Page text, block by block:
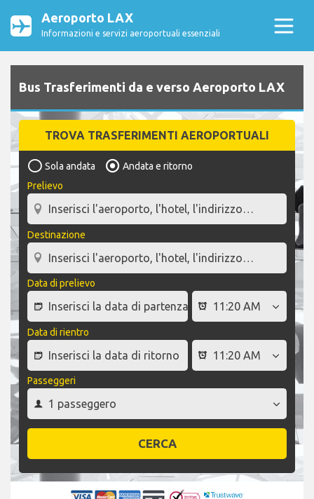
Aeroporto LAX
Informazioni e servizi aeroportuali essenziali
Bus Trasferimenti da e verso Aeroporto LAX
TROVA TRASFERIMENTI AEROPORTUALI
Sola andata
Andata e ritorno
Prelievo
Destinazione
Data di prelievo
Data di rientro
Passeggeri
CERCA